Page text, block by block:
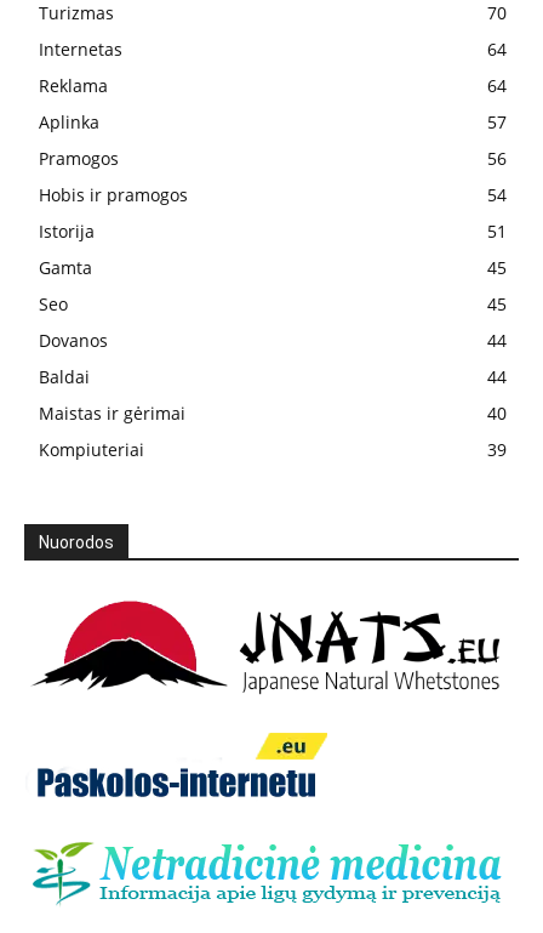
Turizmas
70
Internetas
64
Reklama
64
Aplinka
57
Pramogos
56
Hobis ir pramogos
54
Istorija
51
Gamta
45
Seo
45
Dovanos
44
Baldai
44
Maistas ir gėrimai
40
Kompiuteriai
39
Nuorodos